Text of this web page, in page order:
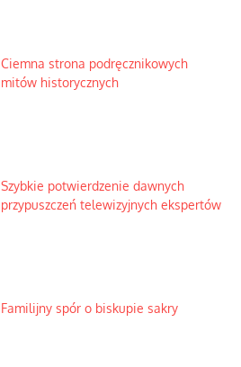
Ciemna strona podręcznikowych
mitów historycznych
Szybkie potwierdzenie dawnych
przypuszczeń telewizyjnych ekspertów
Familijny spór o biskupie sakry